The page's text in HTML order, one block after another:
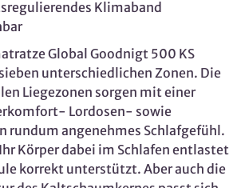
Klimaband
Global Goodnigt 500 KS
unterschiedlichen Zonen. Die
Liegezonen sorgen mit einer
Lordosen- sowie
rundum angenehmes Schlafgefühl.
Körper dabei im Schlafen entlastet
korrekt unterstützt. Aber auch die